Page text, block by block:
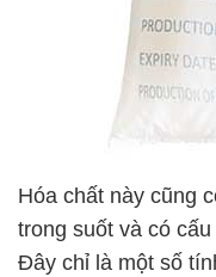
Hóa chất này cũng
trong suốt và có
Đây chỉ là một số